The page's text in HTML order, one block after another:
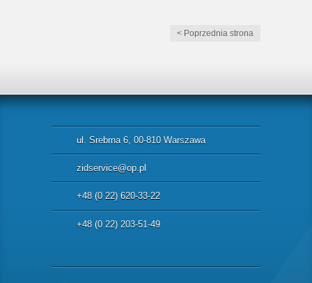
< Poprzednia strona
ul. Srebrna 6, 00-810 Warszawa
zidservice@op.pl
+48 (0 22) 620-33-22
+48 (0 22) 203-51-49